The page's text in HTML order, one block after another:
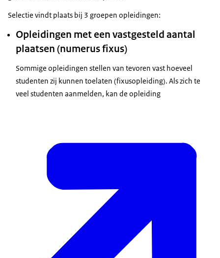
15 januari
www.digid.nl
Voice-over:
aan
studenten en docenten… en doe mee aan
meeloopdagen en
aan via studielink.nl. Zijn er selectie-eisen, zoals bij
fixusopleiding? Meld je dan uiterlijk 15 januari
aan. Heb je geen
DigiD? Vraag deze dan ruim van tevoren aan via
Beeldtekst:
www.studiekeuze123.nl
Selectie vindt plaats bij 3 groepen opleidingen:
Opleidingen met een vastgesteld aantal
plaatsen (numerus fixus)
Sommige opleidingen stellen van tevoren vast hoeveel
studenten zij kunnen toelaten (fixusopleiding). Als zich te
veel studenten aanmelden, kan de opleiding